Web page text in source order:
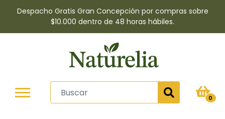
Despacho Gratis Gran Concepción por compras sobre
$10.000 dentro de 48 horas hábiles.
0